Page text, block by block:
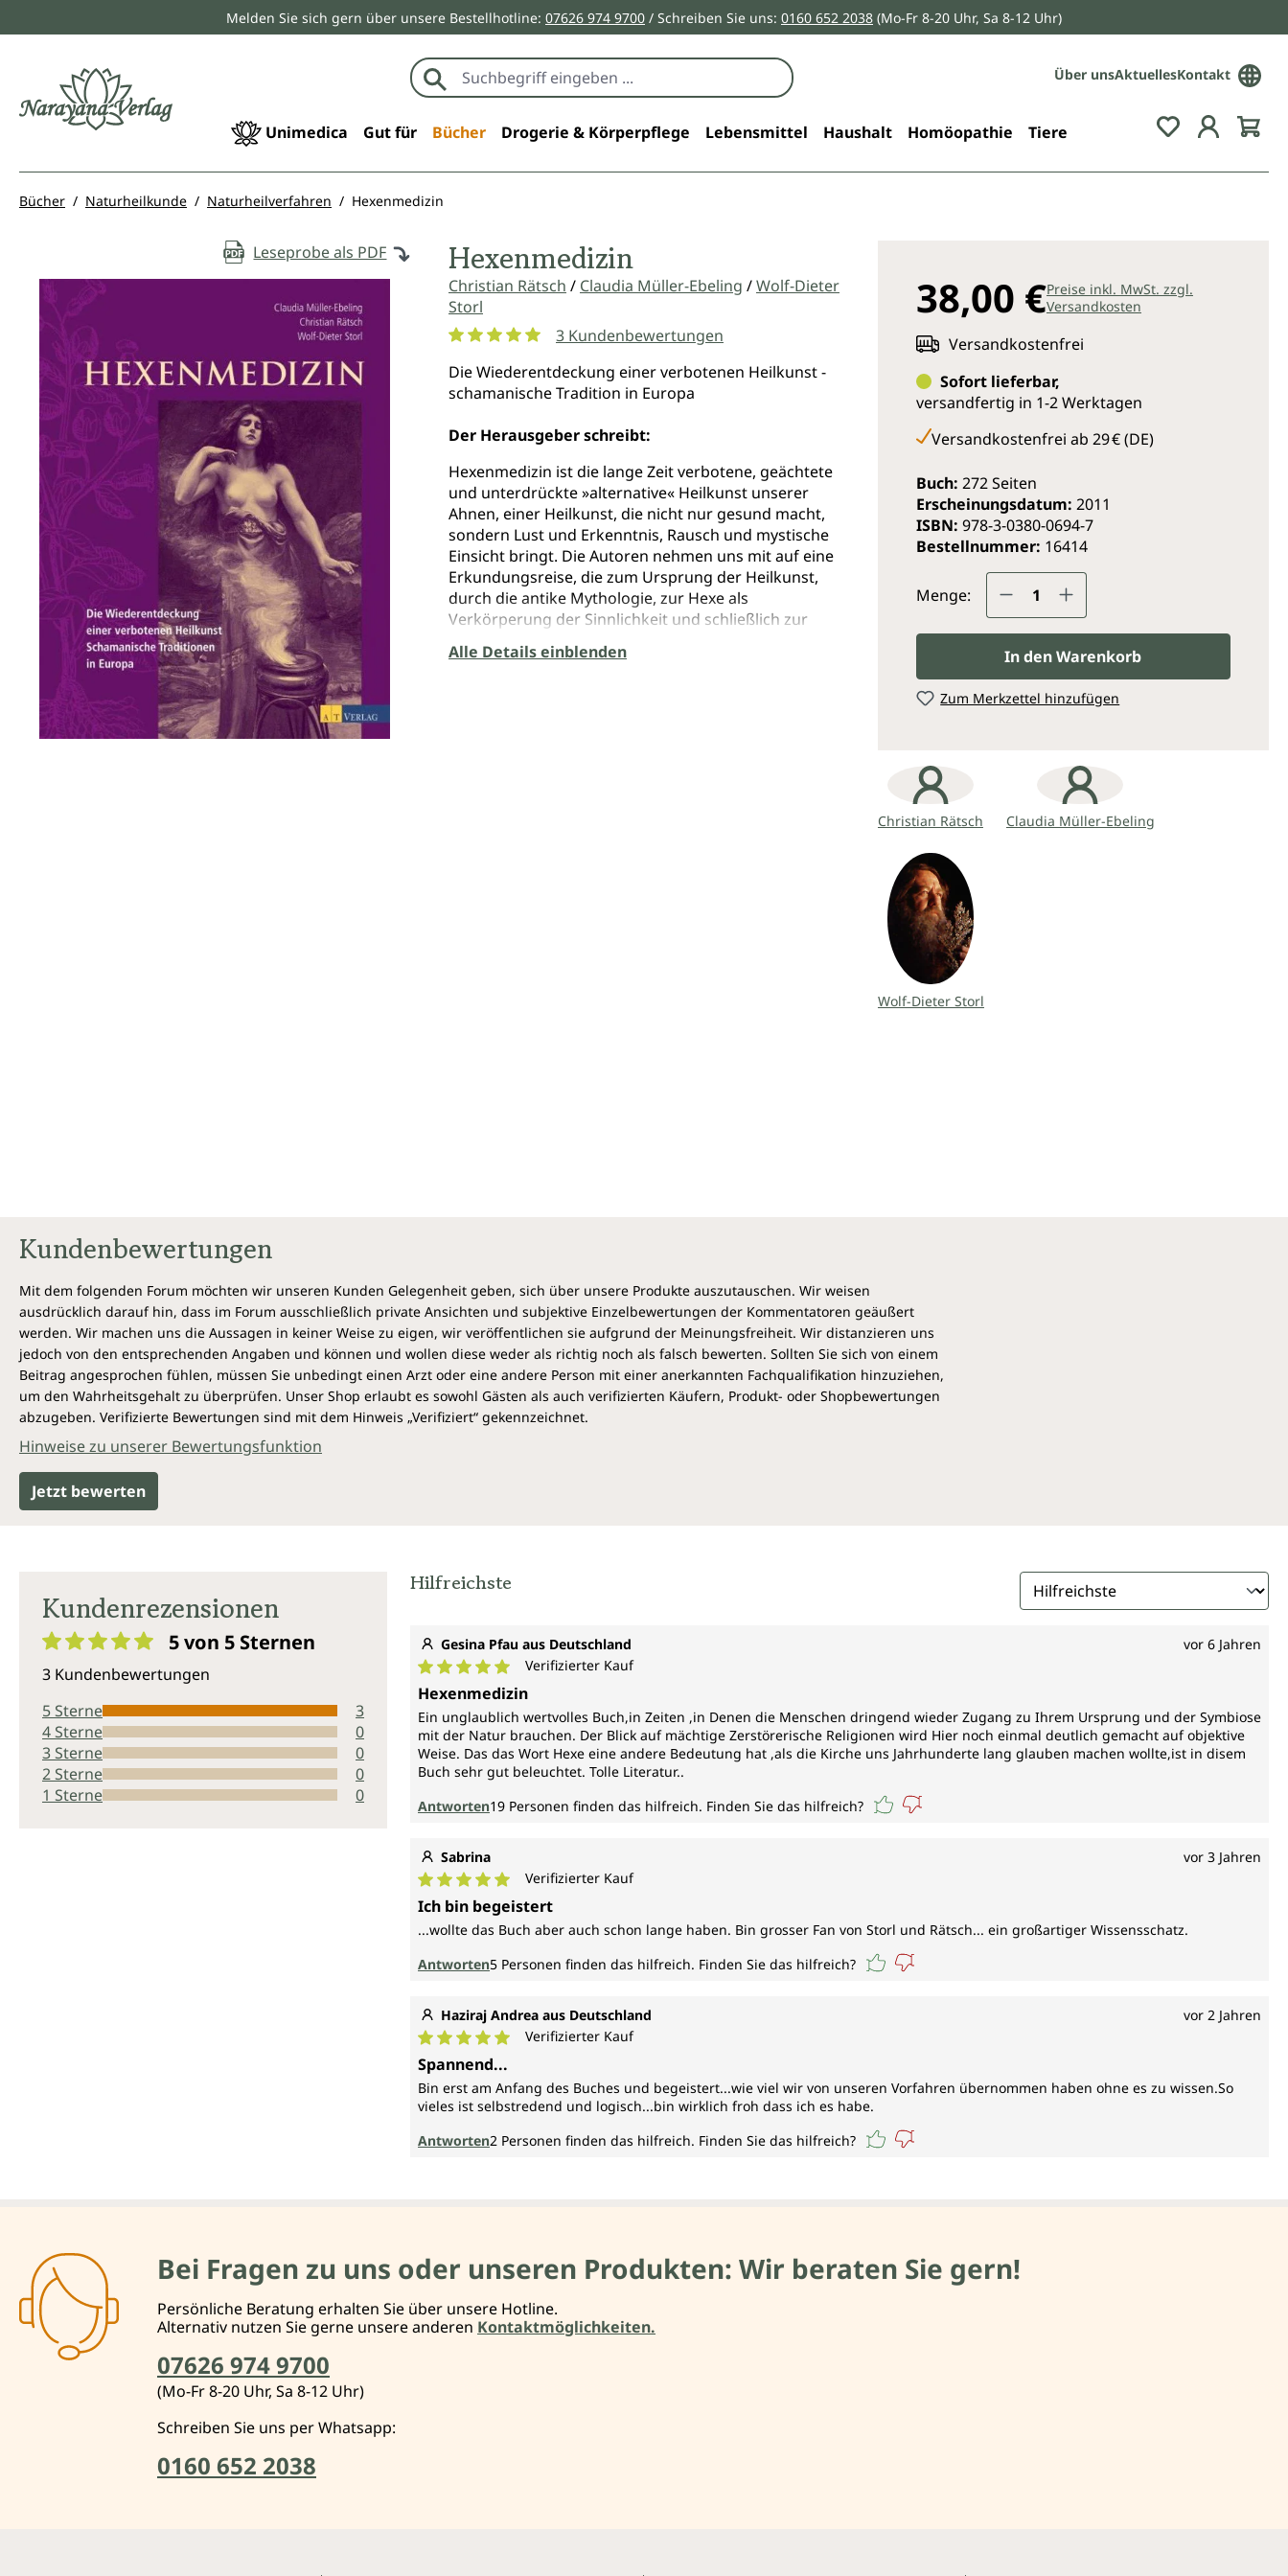
Zur Hauptnavigation springenMelden Sie sich gern über unsere Bestellhotline: 07626 974 9700 / Schreiben Sie uns: 0160 652 2038 (Mo-Fr 8-20 Uhr, Sa 8-12 Uhr)
Über unsAktuellesKontakt
Unimedica Gut für Bücher Drogerie & Körperpflege Lebensmittel Haushalt Homöopathie Tiere Du hast 0
Bücher Naturheilkunde Naturheilverfahren Hexenmedizin
Leseprobe als PDF
Bildergalerie überspringen
Hexenmedizin
Christian Rätsch / Claudia Müller-Ebeling /Wolf-Dieter
Storl
3 Kundenbewertungen
Die Wiederentdeckung einer verbotenen Heilkunst -
schamanische Tradition in Europa
Der Herausgeber schreibt:
Hexenmedizin ist die lange Zeit verbotene, geächtete
und unterdrückte »alternative« Heilkunst unserer
Ahnen, einer Heilkunst, die nicht nur gesund macht,
sondern Lust und Erkenntnis, Rausch und mystische
Einsicht bringt. Die Autoren nehmen uns mit auf eine
Erkundungsreise, die zum Ursprung der Heilkunst,
durch die antike Mythologie, zur Hexe als
Verkörperung der Sinnlichkeit und schließlich zur
Giftmischerin und Heilerin führt. Das Buch öffnet die
Tür zum verdrängten Wissen der Hexenmedizin und
Alle Details einblenden
38,00 €Preise inkl. MwSt. zzgl.
Versandkosten
Versandkostenfrei
Sofort lieferbar,
versandfertig in 1-2 Werktagen
Versandkostenfrei ab 29 € (DE)
Buch: 272 Seiten
Erscheinungsdatum: 2011
ISBN: 978-3-0380-0694-7
Bestellnummer: 16414
Menge: Produkt Anzahl: Gib den
In den Warenkorb
Zum Merkzettel hinzufügen
Christian Rätsch Claudia Müller-Ebeling
Wolf-Dieter Storl
Kundenbewertungen
Mit dem folgenden Forum möchten wir unseren Kunden Gelegenheit geben, sich über unsere Produkte auszutauschen. Wir weisen
ausdrücklich darauf hin, dass im Forum ausschließlich private Ansichten und subjektive Einzelbewertungen der Kommentatoren geäußert
werden. Wir machen uns die Aussagen in keiner Weise zu eigen, wir veröffentlichen sie aufgrund der Meinungsfreiheit. Wir distanzieren uns
jedoch von den entsprechenden Angaben und können und wollen diese weder als richtig noch als falsch bewerten. Sollten Sie sich von einem
Beitrag angesprochen fühlen, müssen Sie unbedingt einen Arzt oder eine andere Person mit einer anerkannten Fachqualifikation hinzuziehen,
um den Wahrheitsgehalt zu überprüfen. Unser Shop erlaubt es sowohl Gästen als auch verifizierten Käufern, Produkt- oder Shopbewertungen
abzugeben. Verifizierte Bewertungen sind mit dem Hinweis „Verifiziert“ gekennzeichnet.
Hinweise zu unserer Bewertungsfunktion
Jetzt bewerten
Kundenrezensionen
5 von 5 Sternen
3 Kundenbewertungen
5 Sterne
3
4 Sterne
0
3 Sterne
0
2 Sterne
0
1 Sterne
0
Hilfreichste
Gesina Pfau aus Deutschland vor 6 Jahren
Durchschnittliche Bewertung von 5 von 5 Sternen
Verifizierter Kauf
Hexenmedizin
Ein unglaublich wertvolles Buch,in Zeiten ,in Denen die Menschen dringend wieder Zugang zu Ihrem Ursprung und der Symbiose
mit der Natur brauchen. Der Blick auf mächtige Zerstörerische Religionen wird Hier noch einmal deutlich gemacht auf objektive
Weise. Das das Wort Hexe eine andere Bedeutung hat ,als die Kirche uns Jahrhunderte lang glauben machen wollte,ist in disem
Buch sehr gut beleuchtet. Tolle Literatur..
Antworten19 Personen finden das hilfreich. Finden Sie das hilfreich?
Sabrina vor 3 Jahren
Durchschnittliche Bewertung von 5 von 5 Sternen
Verifizierter Kauf
Ich bin begeistert
...wollte das Buch aber auch schon lange haben. Bin grosser Fan von Storl und Rätsch... ein großartiger Wissensschatz.
Antworten5 Personen finden das hilfreich. Finden Sie das hilfreich?
Haziraj Andrea aus Deutschland vor 2 Jahren
Durchschnittliche Bewertung von 5 von 5 Sternen
Verifizierter Kauf
Spannend...
Bin erst am Anfang des Buches und begeistert...wie viel wir von unseren Vorfahren übernommen haben ohne es zu wissen.So
vieles ist selbstredend und logisch...bin wirklich froh dass ich es habe.
Antworten2 Personen finden das hilfreich. Finden Sie das hilfreich?
Bei Fragen zu uns oder unseren Produkten: Wir beraten Sie gern!
Persönliche Beratung erhalten Sie über unsere Hotline.
Alternativ nutzen Sie gerne unsere anderen Kontaktmöglichkeiten.
07626 974 9700
(Mo-Fr 8-20 Uhr, Sa 8-12 Uhr)
Schreiben Sie uns per Whatsapp:
0160 652 2038